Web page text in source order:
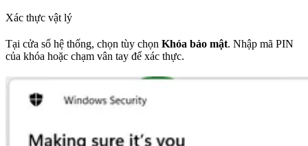
Xác thực vật lý
Tại cửa sổ hệ thống, chọn tùy chọn Khóa bảo mật. Nhập mã PIN
của khóa hoặc chạm vân tay để xác thực.